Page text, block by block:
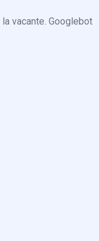
vacante. Googlebot